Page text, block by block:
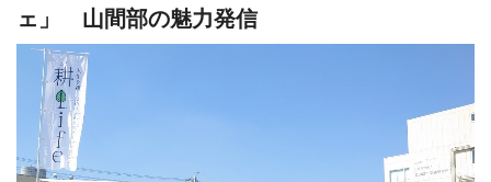
ェ」 山間部の魅力発信